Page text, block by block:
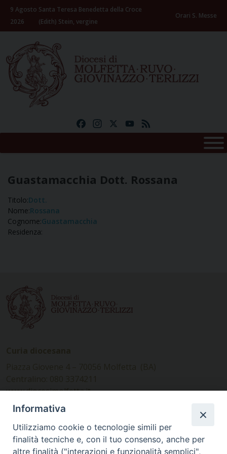
Skip
content
9 Agosto
2026
Santa Teresa Benedetta della Croce
(Edith) Stein, vergine
Orari S. Messe
FacebookInstagramYouTube
Guastamacchia Dott. Rossana
Titolo:Dott.
Nome:Rossana
Cognome:Guastamacchia
Residenza:
www.diocesimolfetta.it –
diocesimolfetta@pec.chiesacattolica.it
Ufficio Comunicazioni sociali
Informativa
Utilizziamo cookie o tecnologie simili per
finalità tecniche e, con il tuo consenso, anche per
altre finalità ("interazioni e funzionalità semplici",